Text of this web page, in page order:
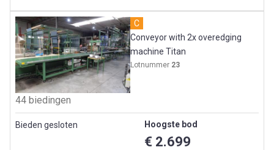
C
Conveyor with 2x overedging
machine Titan
Lotnummer 23
44 biedingen
Bieden gesloten Hoogste bod
€ 2.699